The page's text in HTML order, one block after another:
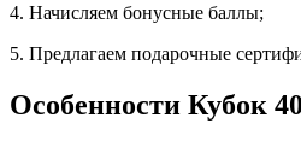
4. Начисляем бонусные баллы;
5. Предлагаем подарочные
Особенности Кубок